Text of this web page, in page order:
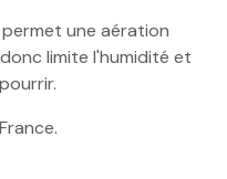
une aération
limite l'humidité et